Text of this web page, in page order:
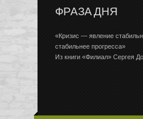
ФРАЗА ДНЯ
«Кризис — явление
стабильнее прогресса»
Из книги «Филиал» Сергея